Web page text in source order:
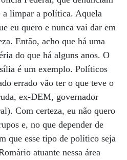
a limpar a política. Aquela
eu quero e nunca vai dar em
Então, acho que há uma
do que há alguns anos. O
é um exemplo. Políticos
errado vão ter o que teve o
ex-DEM, governador
Com certeza, eu não quero
e, no que depender de
que esse tipo de político seja
atuante nessa área